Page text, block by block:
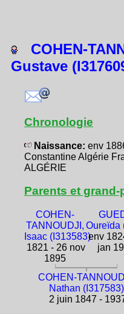
COHEN-
Gustave
Chronologie
Naissance: env
Constantine Algérie
ALGÉRIE
Parents et grand-
COHEN-
TANNOUDJI,
Isaac (I313583)
1821 - 26 nov
1895
Oureïda
env
jan
COHEN-
Nathan (I317583)
2 juin 1847 -